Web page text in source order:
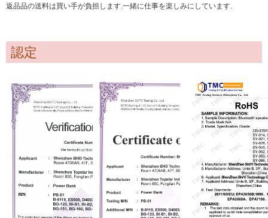
返品品の送料は買い手が負担します.一緒に仕事を楽しみにしています.
認定